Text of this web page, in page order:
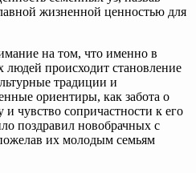
жизненной ценностью для
на том, что именно в
происходит становление
традиции и
ориентиры, как забота о
чувство сопричастности к его
поздравил новобрачных с
их молодым семьям